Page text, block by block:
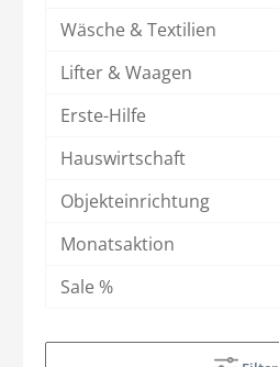
Wäsche & Textilien
Lifter & Waagen
Erste-Hilfe
Hauswirtschaft
Objekteinrichtung
Monatsaktion
Sale %